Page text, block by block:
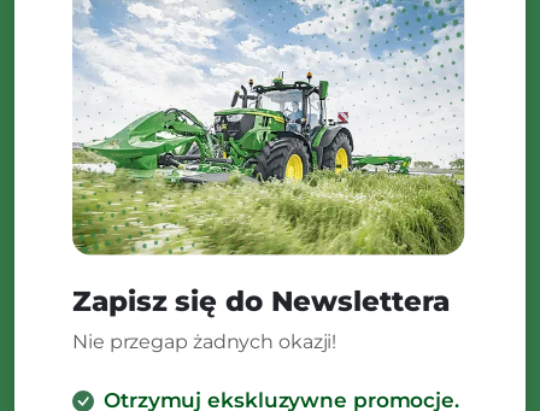
Zapisz się do Newslettera
Nie przegap żadnych okazji!
Otrzymuj ekskluzywne promocje.